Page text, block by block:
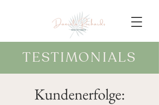
TESTIMONIALS
Kundenerfolge: